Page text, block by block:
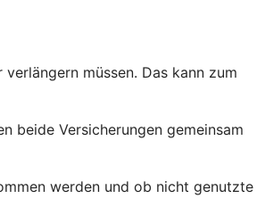
müssen. Das kann zum
beide Versicherungen gemeinsam
werden und ob nicht genutzte